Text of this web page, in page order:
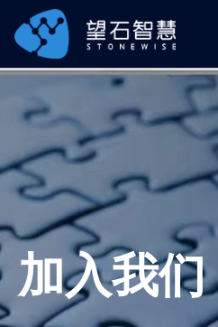
加入我